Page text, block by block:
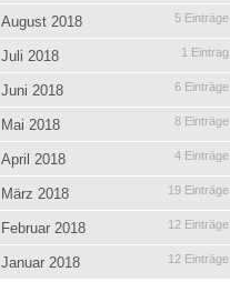
August 2018 5 Einträge
Juli 2018 1 Eintrag
Juni 2018 6 Einträge
Mai 2018 8 Einträge
April 2018 4 Einträge
März 2018 19 Einträge
Februar 2018 12 Einträge
Januar 2018 12 Einträge